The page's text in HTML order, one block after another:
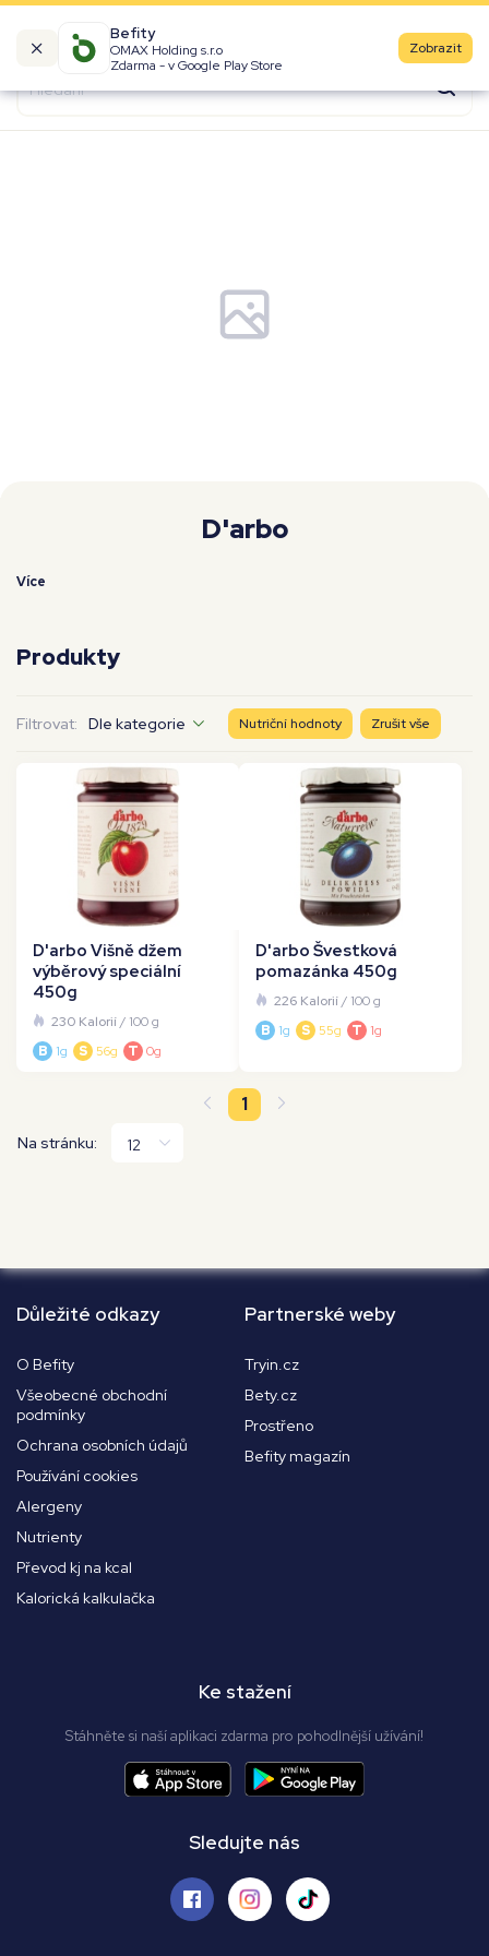
Befity
OMAX Holding s.r.o
Zdarma - v Google Play Store
Zobrazit
Kalorické tabulky
D'arbo
Více
Produkty
Filtrovat: Dle kategorie Nutriční hodnoty Zrušit vše
D'arbo Višně džem
výběrový speciální
450g
230 Kalorií/ 100 g
B 1g S 56g T 0g
D'arbo Švestková
pomazánka 450g
226 Kalorií/ 100 g
B 1g S 55g T 1g
1
Na stránku:
Důležité odkazy
O Befity
Všeobecné obchodní
podmínky
Ochrana osobních údajů
Používání cookies
Alergeny
Nutrienty
Převod kj na kcal
Kalorická kalkulačka
Partnerské weby
Tryin.cz
Bety.cz
Prostřeno
Befity magazín
Ke stažení
Stáhněte si naší aplikaci zdarma pro pohodlnější užívání!
Sledujte nás